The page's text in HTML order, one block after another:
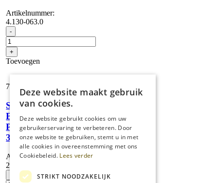
Artikelnummer:
4.130-063.0
- Bekledingszuigmond
kort,
ergonomisch,
met
geïntegreerd
handvat
Puzzi
aantal
+
Toevoegen
735,
Starter kit
Battery
Power+
36/75
Artikelnummer:
2.445-070.0
Starter
Deze website maakt gebruik
van cookies.
Deze website gebruikt cookies om uw
gebruikerservaring te verbeteren. Door
onze website te gebruiken, stemt u in met
alle cookies in overeenstemming met ons
Cookiebeleid. Lees verder
STRIKT NOODZAKELIJK